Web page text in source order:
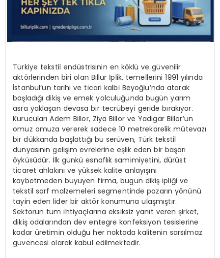
Türkiye tekstil endüstrisinin en köklü ve güvenilir
aktörlerinden biri olan Billur İplik, temellerini 1991 yılında
İstanbul’un tarihi ve ticari kalbi Beyoğlu’nda atarak
başladığı dikiş ve emek yolculuğunda bugün yarım
asra yaklaşan devasa bir tecrübeyi geride bırakıyor.
Kurucuları Adem Billor, Ziya Billor ve Yadigar Billor’un
omuz omuza vererek sadece 10 metrekarelik mütevazı
bir dükkanda başlattığı bu serüven, Türk tekstil
dünyasının gelişim evrelerine eşlik eden bir başarı
öyküsüdür. İlk günkü esnaflık samimiyetini, dürüst
ticaret ahlakını ve yüksek kalite anlayışını
kaybetmeden büyüyen firma, bugün dikiş ipliği ve
tekstil sarf malzemeleri segmentinde pazarın yönünü
tayin eden lider bir aktör konumuna ulaşmıştır.
Sektörün tüm ihtiyaçlarına eksiksiz yanıt veren şirket,
dikiş odalarından dev entegre konfeksiyon tesislerine
kadar üretimin olduğu her noktada kalitenin sarsılmaz
güvencesi olarak kabul edilmektedir.